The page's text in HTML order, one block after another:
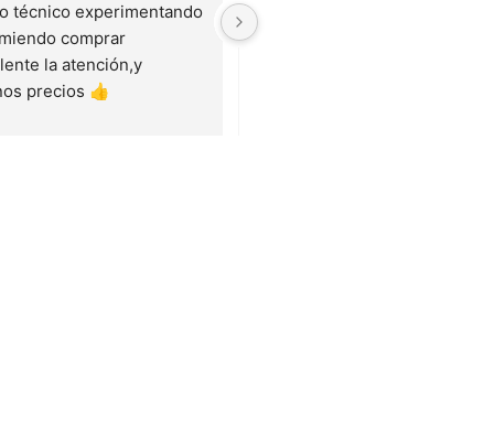
técnico experimentando
comprar
la atención,y
precios 👍
Me encanta su servicio y muy